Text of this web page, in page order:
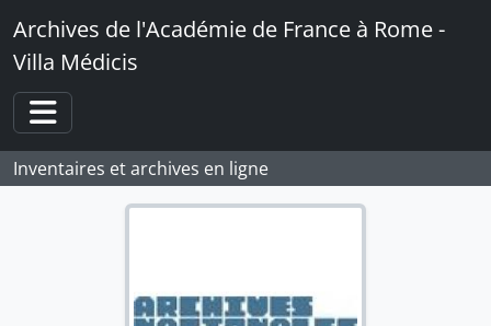
Skip to main content
Archives de l'Académie de France à Rome -
Villa Médicis
Toggle navigation
Inventaires et archives en ligne